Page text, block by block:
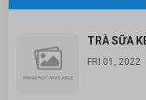
TRÀ SỮA
FRI 01, 2022